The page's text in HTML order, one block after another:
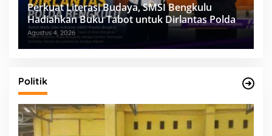
Perkuat Literasi Budaya, SMSI Bengkulu
Hadiahkan Buku Tabot untuk Dirlantas Polda
Agustus 4, 2026
Politik